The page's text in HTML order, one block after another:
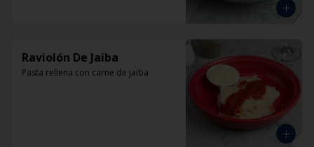
Raviolón De Jaiba
Pasta rellena con carne de jaiba